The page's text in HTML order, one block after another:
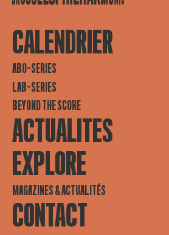
CALENDRIER
ABO-SERIES
LAB-SERIES
BEYOND THE SCORE
ACTUALITES
EXPLORE
MAGAZINES & ACTUALITÉS
CONTACT